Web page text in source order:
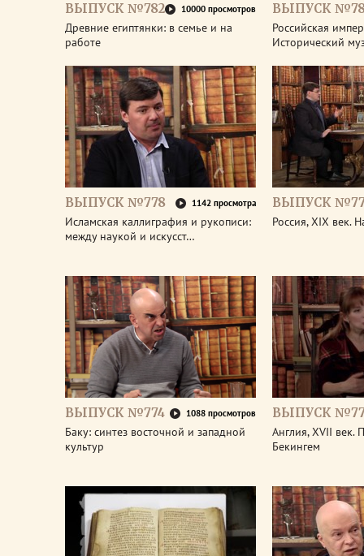
ВЫПУСК №782 10000 просмотров
Древние египтянки: в семье и на
работе
ВЫПУСК
Российская
Исторический
ВЫПУСК №778 1142 просмотра
Исламская каллиграфия и рукописи:
между наукой и искусст…
ВЫПУСК
Россия, XIX век.
ВЫПУСК №774 1088 просмотров
Баку: синтез восточной и западной
культур
ВЫПУСК
Англия, XVII век.
Бекингем